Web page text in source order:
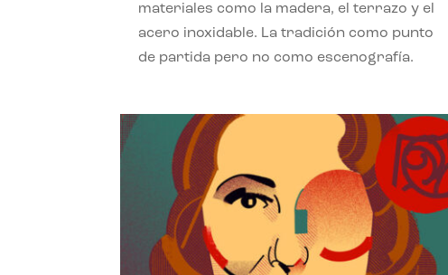
materiales como la madera, el terrazo y el
acero inoxidable. La tradición como punto
de partida pero no como escenografía.